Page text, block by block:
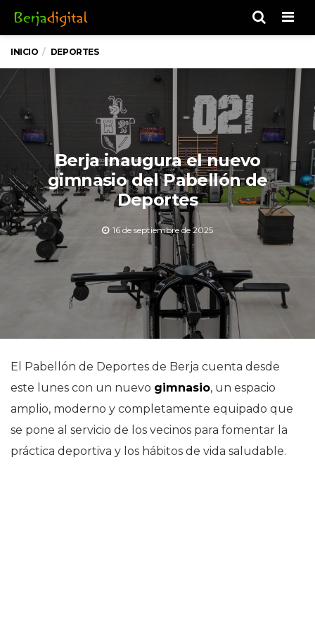
INICIO DEPORTES
Berja inaugura el nuevo
gimnasio del Pabellón de
Deportes
16 de septiembre de 2025
El Pabellón de Deportes de Berja cuenta desde
este lunes con un nuevo gimnasio, un espacio
amplio, moderno y completamente equipado que
se pone al servicio de los vecinos para fomentar la
práctica deportiva y los hábitos de vida saludable.